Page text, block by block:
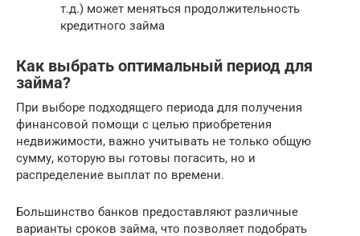
т.д.) может меняться продолжительность
кредитного займа
Как выбрать оптимальный период для
займа?
При выборе подходящего периода для получения
финансовой помощи с целью приобретения
недвижимости, важно учитывать не только общую
сумму, которую вы готовы погасить, но и
распределение выплат по времени.
Большинство банков предоставляют различные
варианты сроков займа, что позволяет подобрать